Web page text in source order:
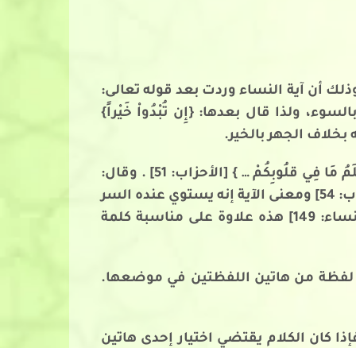
النساء: {إِن تُبْدُواْ خَيْراً} [النساء: 149] وفي الأحزاب: {إِن تُبْدُواْ شَيْئاً} [الأحزاب: 54] ، وذلك أن آية النساء وردت بعد قوله تعالى:
148] فذكر أنّ الله لا يحب الجهر بالسوء، ولذا قال بعدها: {إِن تُبْدُواْ خَيْراً}
وأما في آية الأحزاب فالسياق يتعلق بعلم الله بالأشياء الخافية والظاهرة فقد قال قبلها: {والله يَعْلَمُ مَا فِي قلُوبِكُمْ … } [الأحزاب: 51] . وقال:
{وَكَانَ الله على كُلِّ شَيْءٍ رَّقِيباً} [الأحزاب: 52] وختم الآية بقوله: {فَإِنَّ الله كَانَ بِكُلِّ شَيْءٍ عَلِيماً} [الأحزاب: 54] ومعنى الآية إنه يستوي عنده السر
والجهر، فناسبَ أن يقول: {إِن تُبْدُواْ شَيْئاً أَوْ تُخْفُوهُ} [الأحزاب: 54] لا أن يقول: {إِن تُبْدُواْ خَيْراً} [النساء: 149] هذه علاوة على مناسبة كلمة
لفظة من هاتين اللفظتين في موضعها.
الكلام يقتضي اختيار إحدى هاتين